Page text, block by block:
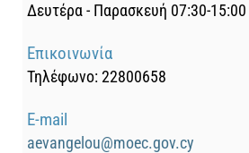
Δευτέρα - Παρασκευή 07:30-15:00
Επικοινωνία
Τηλέφωνο: 22800658
E-mail
aevangelou@moec.gov.cy